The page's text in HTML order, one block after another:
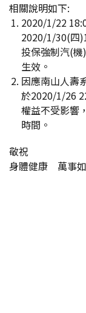
相關說明如下:
2020/1/22
2020/1/30(四
投保強制汽(
生效。
因應南山人壽
於2020/1/26
權益不受影響
時間。
敬祝
身體健康 萬事